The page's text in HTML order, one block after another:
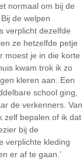
normaal om bij de
de welpen
verplicht dezelfde
ze hetzelfde petje
moest je in die korte
kwam trok ik zo
kleren aan. Een
school ging,
de verkenners. Van
zelf bepalen of ik dat
bij de
verplichte kleding
er af te gaan.’